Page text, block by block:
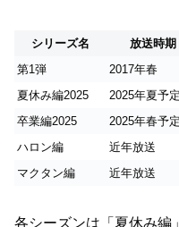
シリーズ名 放送時期
第1弾
2017年春
夏休み編2025
2025年夏予定
卒業編2025
2025年春予定
ハロン編
近年放送
マクタン編
近年放送
各シーズンは「夏休み編